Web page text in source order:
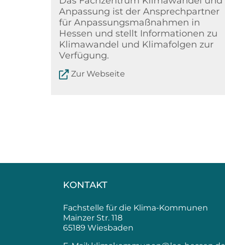
Anpassung ist der Ansprechpartner
für Anpassungsmaßnahmen in
Hessen und stellt Informationen zu
Klimawandel und Klimafolgen zur
Verfügung.
Zur Webseite
KONTAKT
Fachstelle für die Klima-Kommunen
Mainzer Str. 118
65189 Wiesbaden